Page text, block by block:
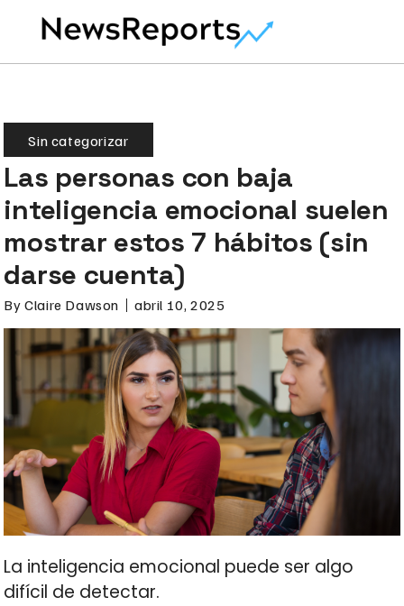
Sin categorizar
Las personas con baja
inteligencia emocional suelen
mostrar estos 7 hábitos (sin
darse cuenta)
By Claire Dawson abril 10, 2025
La inteligencia emocional puede ser algo
difícil de detectar.